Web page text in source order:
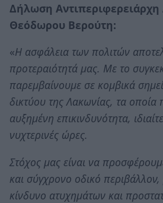
Δήλωση Αντιπεριφερειάρχη
Θεόδωρου Βερούτη:
«Η ασφάλεια των πολιτών
προτεραιότητά μας. Με το
παρεμβαίνουμε σε κομβικά
δικτύου της Λακωνίας, τα οποία
αυξημένη επικινδυνότητα,
νυχτερινές ώρες.
Στόχος μας είναι να
και σύγχρονο οδικό
κίνδυνο ατυχημάτων και